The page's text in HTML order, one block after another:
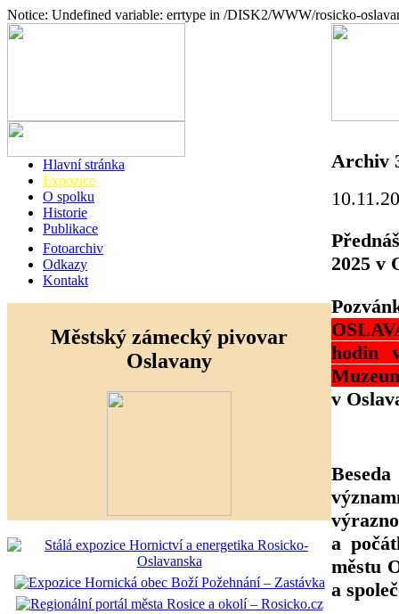
Notice: Undefined variable: errtype in /DISK2/WWW/rosicko-
Hlavní stránka
Expozice
O spolku
Historie
Publikace
Fotoarchiv
Odkazy
Kontakt
Městský zámecký pivovar
Oslavany
Archiv
2025 v
hodin
v
a
městu
a